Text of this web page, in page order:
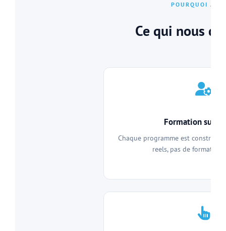
POURQUOI
Ce qui nous
Formation sur
Chaque programme est construit
reels, pas de formation